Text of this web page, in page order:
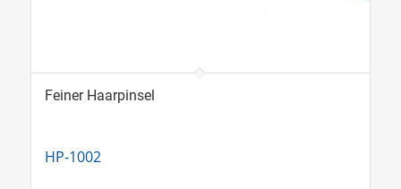
Feiner Haarpinsel
HP-1002